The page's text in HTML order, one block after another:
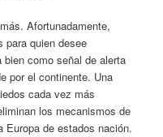
Afortunadamente,
para quien desee
como señal de alerta
por el continente. Una
cada vez más
los mecanismos de
Europa de estados nación.